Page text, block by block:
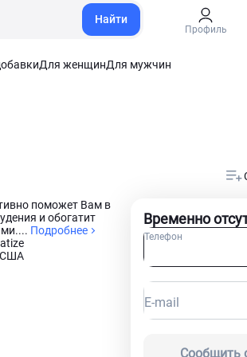
Найти
Профиль
Для женщинДля мужчин
поможет Вам в
и обогатит
Подробнее
США
Временно
Телефон
E-mail
Сообщить